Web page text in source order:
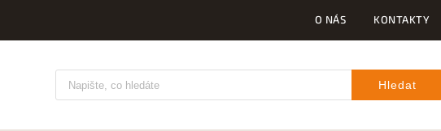
O NÁS KONTAKTY
Hledat